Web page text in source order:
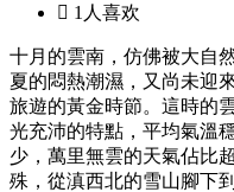
 1人喜欢
十月的雲南，仿佛被大自
夏的悶熱潮濕，又尚未迎
旅遊的黃金時節。這時的
光充沛的特點，平均氣溫
少，萬里無雲的天氣佔比
殊，從滇西北的雪山腳下